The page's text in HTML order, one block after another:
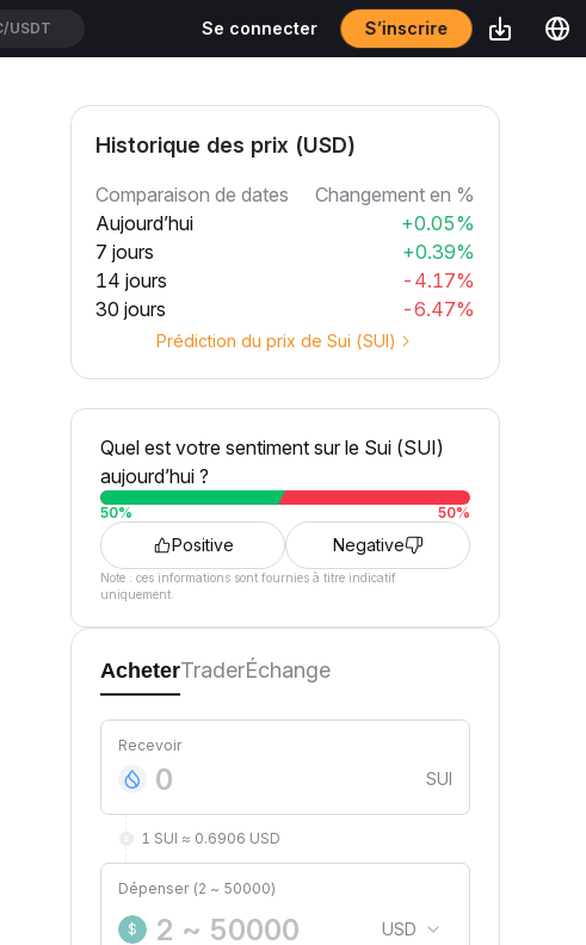
Se connecter S’inscrire
Historique des prix (USD)
Comparaison de dates
Changement en %
Aujourd’hui
+0.05%
7 jours
+0.39%
14 jours
-4.17%
30 jours
-6.47%
Prédiction du prix de Sui (SUI)
Quel est votre sentiment sur le Sui (SUI)
aujourd’hui ?
50% 50%
Positive Negative
Note : ces informations sont fournies à titre indicatif
uniquement.
AcheterTraderÉchange
Recevoir
SUI
1 SUI ≈ 0.6906 USD
Dépenser (2 ~ 50000)
$ USD